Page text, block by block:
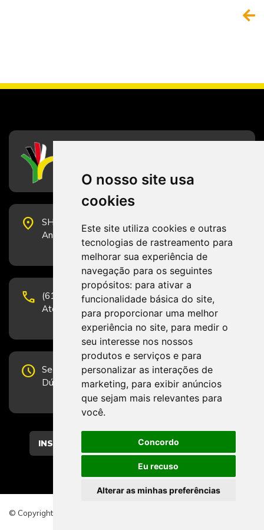
O nosso site usa
cookies
Este site utiliza cookies e outras
tecnologias de rastreamento para
melhorar sua experiência de
navegação para os seguintes
propósitos: para ativar a
funcionalidade básica do site,
para proporcionar uma melhor
experiência no site, para medir o
seu interesse nos nossos
produtos e serviços e para
personalizar as interações de
marketing, para exibir anúncios
que sejam mais relevantes para
você.
Concordo
Eu recuso
Alterar as minhas preferências
place
SHS Quadra 6, Bloco E, Complexo Brasil 21, 20º
Andar, Sala 2001 - CEP 70322-915 - Brasília/DF
phone
(61) 3223-1652 e (61) 98131-3801.
Atendimento por telefone em horário comercial
schedule Segunda-feira a Sexta-feira de 12h às 19h.
Dúvidas e sugestões pelo Fale Conosco.
© Copyright 2026 - Direitos reservados ao CFESS